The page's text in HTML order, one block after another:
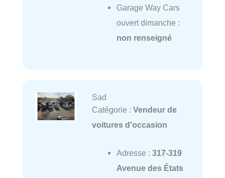
Garage Way Cars
ouvert dimanche :
non renseigné
Sad
Catégorie : Vendeur de
voitures d'occasion
Adresse : 317-319
Avenue des États